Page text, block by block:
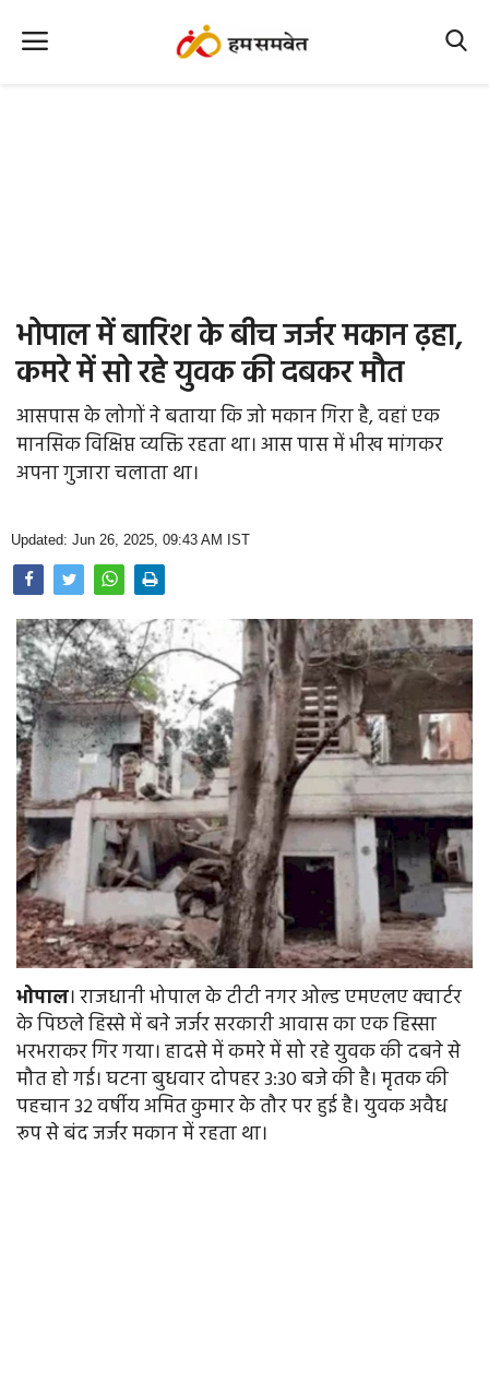
Office Office
Farm & Food
Health & Lifestyle
Home
भोपाल में बारिश के बीच जर्जर मकान ढ़हा,
कमरे में सो रहे युवक की दबकर मौत
आसपास के लोगों ने बताया कि जो मकान गिरा है, वहां एक
मानसिक विक्षिप्त व्यक्ति रहता था। आस पास में भीख मांगकर
अपना गुजारा चलाता था।
Updated: Jun 26, 2025, 09:43 AM IST
भोपाल। राजधानी भोपाल के टीटी नगर ओल्ड एमएलए क्वार्टर
के पिछले हिस्से में बने जर्जर सरकारी आवास का एक हिस्सा
भरभराकर गिर गया। हादसे में कमरे में सो रहे युवक की दबने से
मौत हो गई। घटना बुधवार दोपहर 3:30 बजे की है। मृतक की
पहचान 32 वर्षीय अमित कुमार के तौर पर हुई है। युवक अवैध
रूप से बंद जर्जर मकान में रहता था।